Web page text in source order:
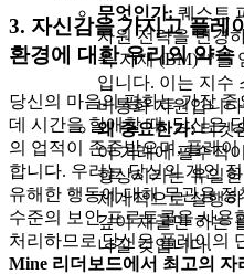
무엇인가: 퀘스트
자원 전략을 변경
축 자재 (BM)**를
입니다. 이는 지수
비통화 자원입니
왜 중요한가:티켓
어 거래에 필수적
향상시키는 유일
체계적으로 실행
깊이 채굴만 하는
나갈 것입니다.
3. 자신감을 가지고 플레
환경에 대한 우리의 약속
당신의 마음의 평화는 가장
데 시간을 할애할 때, 당신은
의 업적이 존중받으며, 플레
합니다. 우리는 당신의 개인
유해한 행동에 대해 무관용
수준의 보안 프로토콜을 사용
처리하므로 당신은 플레이의
Mine 리더보드에서 최고의